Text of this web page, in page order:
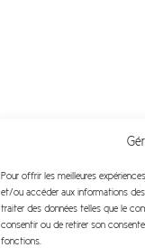
Pour offrir les meilleures
et/ou accéder aux informations
traiter des données telles que le
consentir ou de retirer son
fonctions.